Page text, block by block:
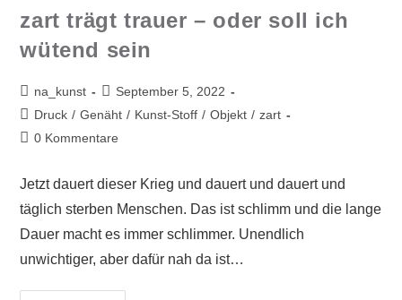
zart trägt trauer – oder soll ich
wütend sein
na_kunst
September 5, 2022
Druck / Genäht / Kunst-Stoff / Objekt / zart
0 Kommentare
Jetzt dauert dieser Krieg und dauert und dauert und
täglich sterben Menschen. Das ist schlimm und die lange
Dauer macht es immer schlimmer. Unendlich
unwichtiger, aber dafür nah da ist…